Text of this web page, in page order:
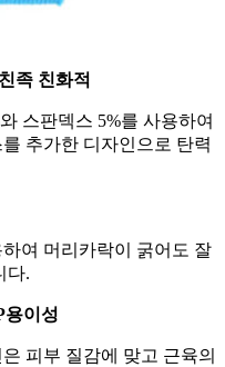
친족 친화적
스판덱스 5%를 사용하여
추가한 디자인으로 탄력
여 머리카락이 굵어도 잘
다.
용이성
피부 질감에 맞고 근육의